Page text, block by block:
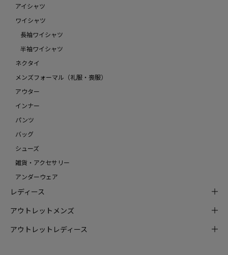
アイシャツ
ワイシャツ
長袖ワイシャツ
半袖ワイシャツ
ネクタイ
メンズフォーマル（礼服・喪服）
アウター
インナー
パンツ
バッグ
シューズ
雑貨・アクセサリー
アンダーウェア
レディース
アウトレットメンズ
アウトレットレディース